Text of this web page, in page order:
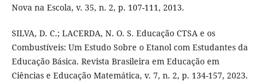
Nova na Escola, v. 35, n. 2, p. 107-111, 2013.
SILVA, D. C.; LACERDA, N. O. S. Educação CTSA e os
Combustíveis: Um Estudo Sobre o Etanol com Estudantes da
Educação Básica. Revista Brasileira em Educação em
Ciências e Educação Matemática, v. 7, n. 2, p. 134-157, 2023.